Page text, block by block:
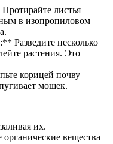
листья
в изопропиловом
Разведите несколько
растения. Это
корицей почву
мошек.
их.
вещества